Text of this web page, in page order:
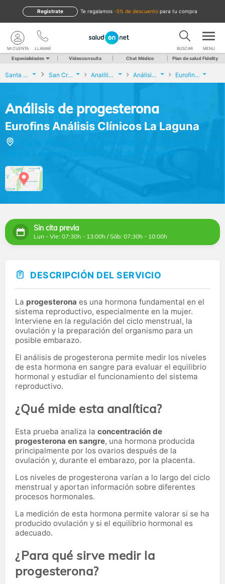
te regalamos -5% de descuento para tu compra
Regístrate
LLAMAR
MI CUENTA BUSCAR MENU
Especialidades Videoconsulta Chat Médico Plan de salud Fidelity
Santa Cruz de Tenerife San Cristóbal de La Laguna Analíticas y Genética Análisis de progesterona Eurofins Análisis Clínicos La Laguna
Análisis de progesterona
Eurofins Análisis Clínicos La Laguna
de La Laguna (Santa Cruz de Tenerife)
Sin cita previa
Lun - Vie: 07:30h - 13:00h / Sáb: 07:30h - 10:00h
DESCRIPCIÓN DEL SERVICIO
La progesterona es una hormona fundamental en el
sistema reproductivo, especialmente en la mujer.
Interviene en la regulación del ciclo menstrual, la
ovulación y la preparación del organismo para un
posible embarazo.
El análisis de progesterona permite medir los niveles
de esta hormona en sangre para evaluar el equilibrio
hormonal y estudiar el funcionamiento del sistema
reproductivo.
¿Qué mide esta analítica?
Esta prueba analiza la concentración de
progesterona en sangre, una hormona producida
principalmente por los ovarios después de la
ovulación y, durante el embarazo, por la placenta.
Los niveles de progesterona varían a lo largo del ciclo
menstrual y aportan información sobre diferentes
procesos hormonales.
La medición de esta hormona permite valorar si se ha
producido ovulación y si el equilibrio hormonal es
adecuado.
¿Para qué sirve medir la
progesterona?